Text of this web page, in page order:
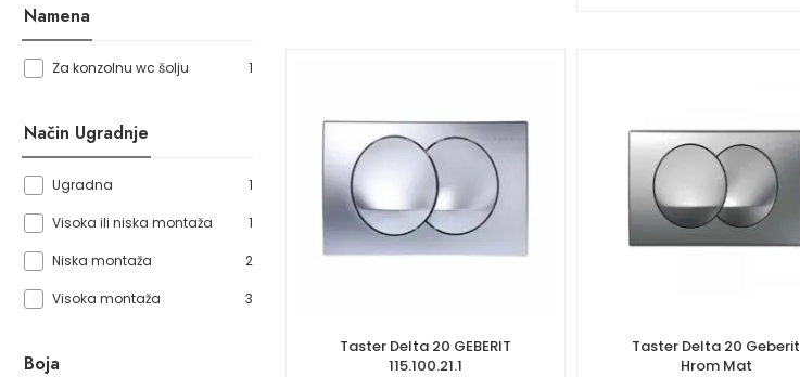
Namena
Za konzolnu wc šolju 1
Način Ugradnje
Ugradna 1
Visoka ili niska montaža 1
Niska montaža 2
Visoka montaža 3
Boja
Taster Delta 20 GEBERIT
115.100.21.1
Taster Delta 20 Geberit
Hrom Mat